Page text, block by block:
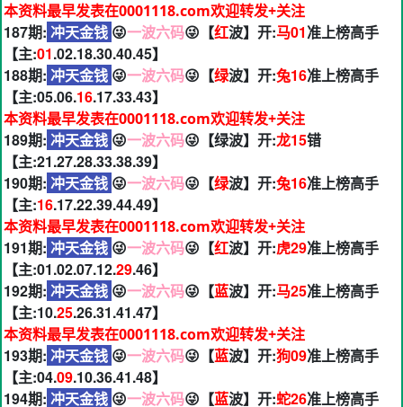
本资料最早发表在0001118.com欢迎转发+关注
187期: 冲天金钱 😜一波六码😜【红波】开:马01准上榜高手
【主:01.02.18.30.40.45】
188期: 冲天金钱 😜一波六码😜【绿波】开:兔16准上榜高手
【主:05.06.16.17.33.43】
本资料最早发表在0001118.com欢迎转发+关注
189期: 冲天金钱 😜一波六码😜【绿波】开:龙15错
【主:21.27.28.33.38.39】
190期: 冲天金钱 😜一波六码😜【绿波】开:兔16准上榜高手
【主:16.17.22.39.44.49】
本资料最早发表在0001118.com欢迎转发+关注
191期: 冲天金钱 😜一波六码😜【红波】开:虎29准上榜高手
【主:01.02.07.12.29.46】
192期: 冲天金钱 😜一波六码😜【蓝波】开:马25准上榜高手
【主:10.25.26.31.41.47】
本资料最早发表在0001118.com欢迎转发+关注
193期: 冲天金钱 😜一波六码😜【蓝波】开:狗09准上榜高手
【主:04.09.10.36.41.48】
194期: 冲天金钱 😜一波六码😜【蓝波】开:蛇26准上榜高手